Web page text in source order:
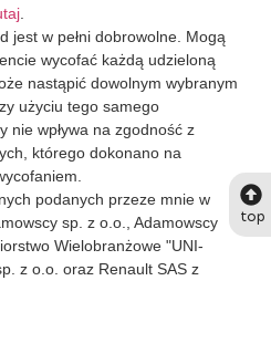
top
jest w pełni dobrowolne. Mogą
wycofać każdą udzieloną
nastąpić dowolnym wybranym
użyciu tego samego
nie wpływa na zgodność z
którego dokonano na
podanych przeze mnie w
sp. z o.o., Adamowscy
Wielobranżowe "UNI-
z o.o. oraz Renault SAS z